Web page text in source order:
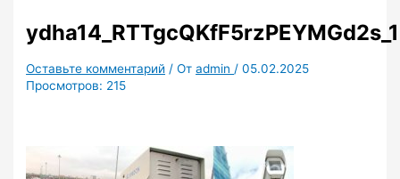
Оставьте комментарий / Отadmin /05.02.2025
Просмотров: 215